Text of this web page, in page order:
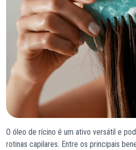
O óleo de rícino é um ativo versátil e
rotinas capilares. Entre os principais